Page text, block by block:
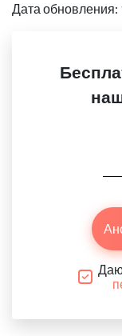
Дата обновления:
Даю